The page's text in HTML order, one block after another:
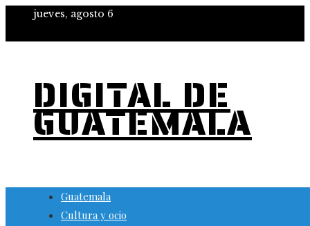
jueves, agosto 6
DIGITAL DE
GUATEMALA
Guatemala
Cultura y ocio